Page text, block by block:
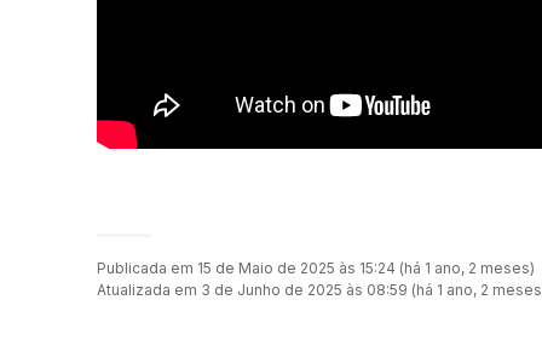
Publicada em 15 de Maio de 2025 às 15:24 (há 1 ano, 2 meses)
Atualizada em 3 de Junho de 2025 às 08:59 (há 1 ano, 2